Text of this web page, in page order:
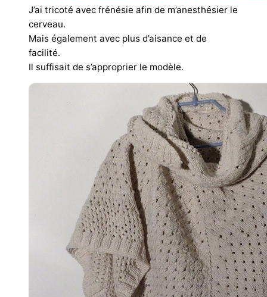
J’ai tricoté avec frénésie afin de m’anesthésier le
cerveau.
Mais également avec plus d’aisance et de
facilité.
Il suffisait de s’approprier le modèle.